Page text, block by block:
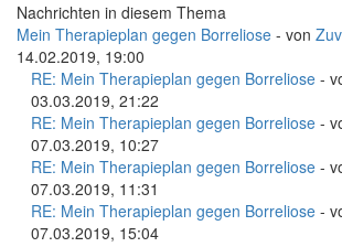
Nachrichten in diesem Thema
Mein Therapieplan gegen Borreliose - von
14.02.2019, 19:00
RE: Mein Therapieplan gegen Borreliose -
03.03.2019, 21:22
RE: Mein Therapieplan gegen Borreliose -
07.03.2019, 10:27
RE: Mein Therapieplan gegen Borreliose -
07.03.2019, 11:31
RE: Mein Therapieplan gegen Borreliose -
07.03.2019, 15:04